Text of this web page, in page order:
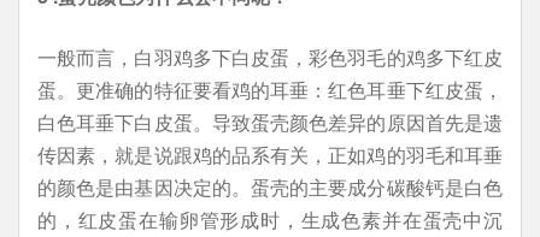
一般而言，白羽鸡多下白皮蛋，彩色羽毛的鸡多下红皮
蛋。更准确的特征要看鸡的耳垂：红色耳垂下红皮蛋，
白色耳垂下白皮蛋。导致蛋壳颜色差异的原因首先是遗
传因素，就是说跟鸡的品系有关，正如鸡的羽毛和耳垂
的颜色是由基因决定的。蛋壳的主要成分碳酸钙是白色
的，红皮蛋在输卵管形成时，生成色素并在蛋壳中沉